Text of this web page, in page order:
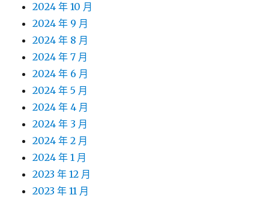
2024 年 10 月
2024 年 9 月
2024 年 8 月
2024 年 7 月
2024 年 6 月
2024 年 5 月
2024 年 4 月
2024 年 3 月
2024 年 2 月
2024 年 1 月
2023 年 12 月
2023 年 11 月